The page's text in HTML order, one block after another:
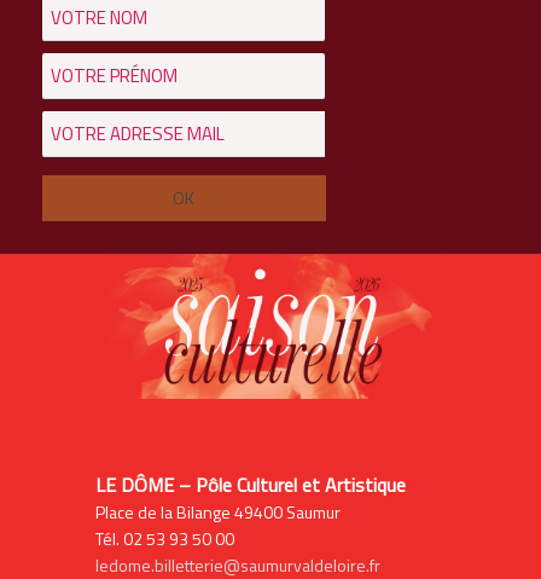
LE DÔME – Pôle Culturel et Artistique
Place de la Bilange 49400 Saumur
Tél. 02 53 93 50 00
ledome.billetterie@saumurvaldeloire.fr